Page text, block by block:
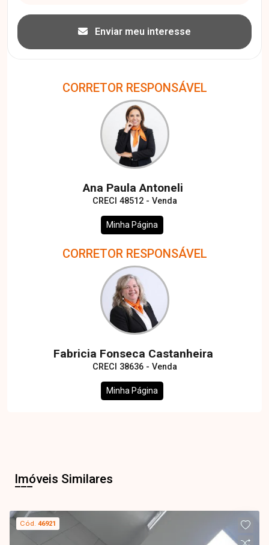
Enviar meu interesse
CORRETOR RESPONSÁVEL
Ana Paula Antoneli
CRECI 48512 - Venda
Minha Página
CORRETOR RESPONSÁVEL
Fabricia Fonseca Castanheira
CRECI 38636 - Venda
Minha Página
Imóveis Similares
Cód.46921